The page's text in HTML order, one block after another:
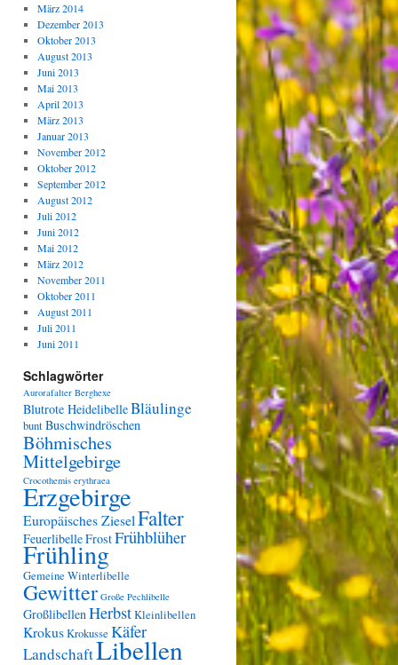
März 2014
Dezember 2013
Oktober 2013
August 2013
Juni 2013
Mai 2013
April 2013
März 2013
Januar 2013
November 2012
Oktober 2012
September 2012
August 2012
Juli 2012
Juni 2012
Mai 2012
März 2012
November 2011
Oktober 2011
August 2011
Juli 2011
Juni 2011
Schlagwörter
Aurorafalter Berghexe
Blutrote HeidelibelleBläulinge
buntBuschwindröschen
Böhmisches
Mittelgebirge
Crocothemis erythraea
Erzgebirge
Europäisches ZieselFalter
FeuerlibelleFrostFrühblüher
Frühling
Gemeine Winterlibelle
Gewitter Große Pechlibelle
GroßlibellenHerbstKleinlibellen
KrokusKrokusse Käfer
LandschaftLibellen